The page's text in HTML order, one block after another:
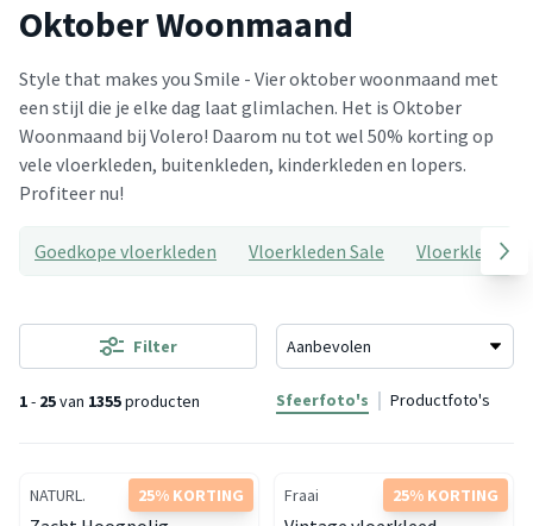
Oktober Woonmaand
Style that makes you Smile - Vier oktober woonmaand met
een stijl die je elke dag laat glimlachen. Het is Oktober
Woonmaand bij Volero! Daarom nu tot wel 50% korting op
vele vloerkleden, buitenkleden, kinderkleden en lopers.
Profiteer nu!
Goedkope vloerkleden Vloerkleden Sale Vloerkleed
1- 25van 1355producten
Filter
Sfeerfoto's Productfoto's
25% KORTING
NATURL. 25% KORTING
Fraai